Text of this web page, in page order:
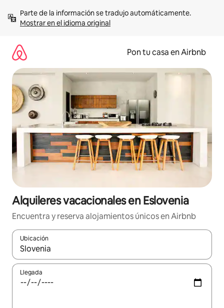
contenidoMostrar en el idioma original
Pon tu casa en Airbnb
Alquileres vacacionales en Eslovenia
Encuentra y reserva alojamientos únicos en Airbnb
Ubicación
Cuando los resultados estén disponibles, navega con las
Llegada